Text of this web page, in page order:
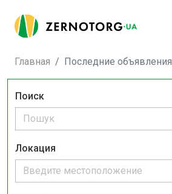
Главная Последние объявления
Поиск
Локация